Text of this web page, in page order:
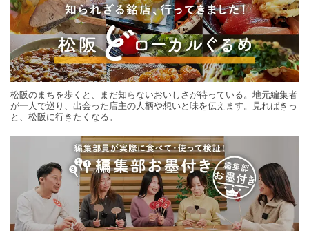
松阪のまちを歩くと、まだ知らないおいしさが待っている。地元編集者
が一人で巡り、出会った店主の人柄や想いと味を伝えます。見ればきっ
と、松阪に行きたくなる。